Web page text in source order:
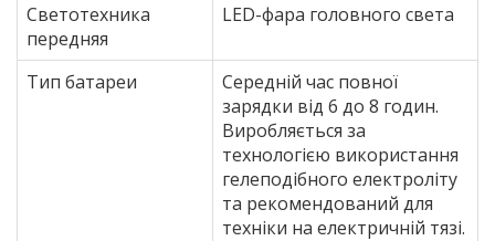
Светотехника
передняя
LED-фара головного света
Тип батареи
Середній час повної
зарядки від 6 до 8 годин.
Виробляється за
технологією використання
гелеподібного електроліту
та рекомендований для
техніки на електричній тязі.